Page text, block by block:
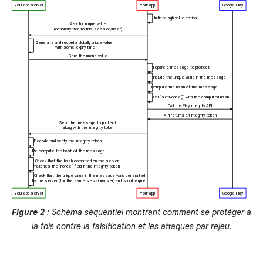
Figure 2 : Schéma séquentiel montrant comment se protéger à
la fois contre la falsification et les attaques par rejeu.